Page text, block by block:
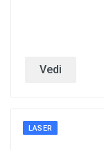
Vedi
LASER